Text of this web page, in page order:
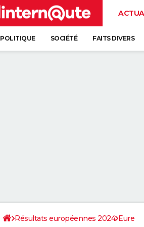
POLITIQUE SOCIÉTÉ FAITS DIVERS
Résultats européennes 2024 Eure